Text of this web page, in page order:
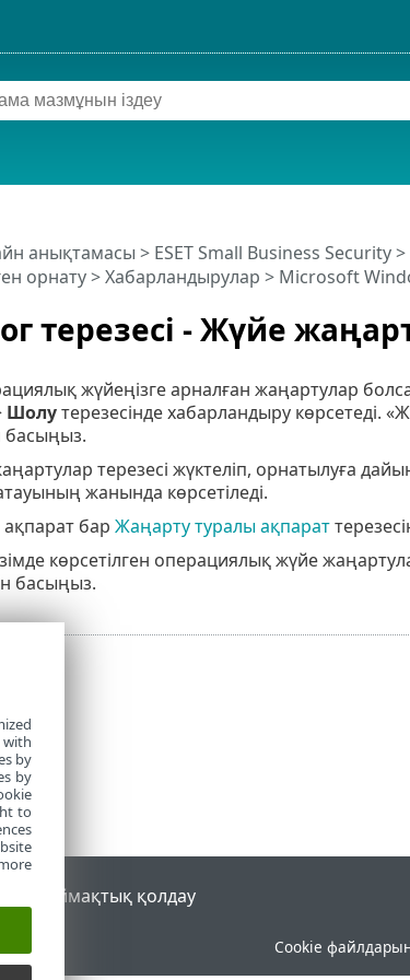
терезесі - Жүйе
анықтамасы > ESET Small Business Security>
орнату>Хабарландырулар > Microsoft
жүйеңізге арналған жаңартулар
Шолутерезесінде хабарландыру көрсетеді.
басыңыз.
терезесі жүктеліп, орнатылуға
жанында көрсетіледі.
бар Жаңарту туралы ақпарат
көрсетілген операциялық жүйе
басыңыз.
Аймақтық қолдау
Cookie
with
by
by
to